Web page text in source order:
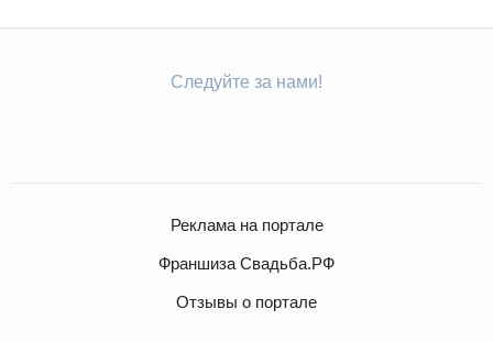
Следуйте за нами!
Реклама на портале
Франшиза Свадьба.РФ
Отзывы о портале